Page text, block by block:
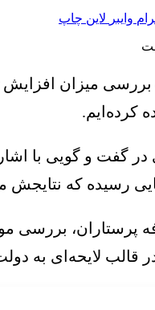
وایبر لاین چاپ
میزان افزایش
کرده‌ایم.
گفت و گویی با
نهایی رسیده که
پرستاران، بررسی
لایحه‌ای به